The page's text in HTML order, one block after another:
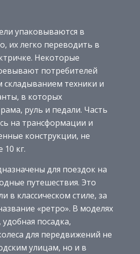
упаковываются в
их легко переводить в
Некоторые
потребителей
техники и
в которых
руль и педали. Часть
на трансформации и
конструкции, не
кг.
для поездок на
путешествия. Это
в классическом стиле, за
«ретро». В моделях
посадка,
для передвижений не
улицам, но и в